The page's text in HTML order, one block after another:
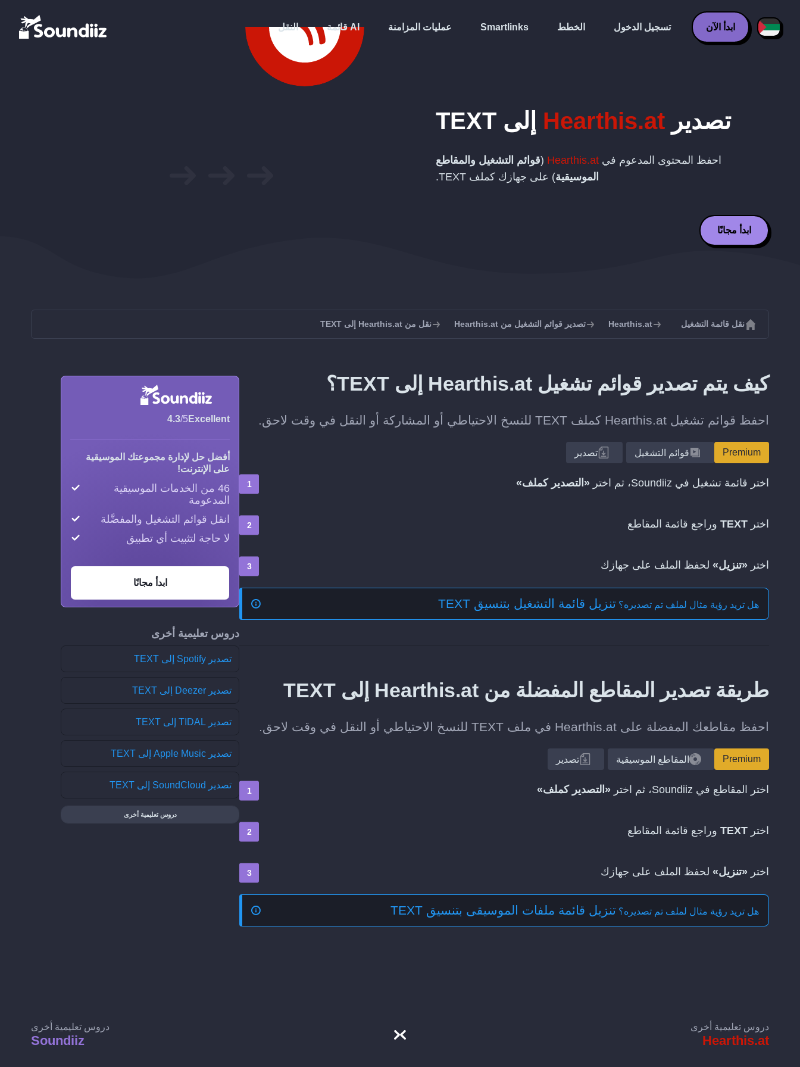
النقل قائمة AI عمليات المزامنة Smartlinks الخطط تسجيل الدخول ابدأ الآن
تصدير Hearthis.at إلى TEXT
احفظ المحتوى المدعوم في Hearthis.at
(قوائم التشغيل والمقاطع
الموسيقية) على جهازك كملف TEXT
.
ابدأ مجانًا
نقل قائمة التشغيل Hearthis.at تصدير قوائم التشغيل من Hearthis.at نقل من Hearthis.at إلى TEXT
كيف يتم تصدير قوائم تشغيل Hearthis.at إلى TEXT؟
احفظ قوائم تشغيل Hearthis.at كملف TEXT للنسخ الاحتياطي أو المشاركة أو النقل في وقت لاحق.
Premium قوائم التشغيل تصدير
اختر قائمة تشغيل في Soundiiz، ثم اختر «التصدير كملف»
اختر TEXT وراجع قائمة المقاطع
اختر «تنزيل» لحفظ الملف على جهازك
هل تريد رؤية مثال لملف تم تصديره؟ تنزيل قائمة التشغيل بتنسيق TEXT
طريقة تصدير المقاطع المفضلة من Hearthis.at إلى TEXT
احفظ مقاطعك المفضلة على Hearthis.at في ملف TEXT للنسخ الاحتياطي أو النقل في وقت لاحق.
Premium المقاطع الموسيقية تصدير
اختر المقاطع في Soundiiz، ثم اختر «التصدير كملف»
اختر TEXT وراجع قائمة المقاطع
اختر «تنزيل» لحفظ الملف على جهازك
هل تريد رؤية مثال لملف تم تصديره؟ تنزيل قائمة ملفات الموسيقى بتنسيق TEXT
Excellent
4.3/5
أفضل حل لإدارة مجموعتك الموسيقية
على الإنترنت!
46 من الخدمات الموسيقية
المدعومة
انقل قوائم التشغيل والمفضَّلة
لا حاجة لتثبيت أي تطبيق
ابدأ مجانًا
دروس تعليمية أخرى
تصدير Spotify إلى TEXT
تصدير Deezer إلى TEXT
تصدير TIDAL إلى TEXT
تصدير Apple Music إلى TEXT
تصدير SoundCloud إلى TEXT
دروس تعليمية أخرى
دروس تعليمية أخرى
Hearthis.at
دروس تعليمية أخرى
Soundiiz